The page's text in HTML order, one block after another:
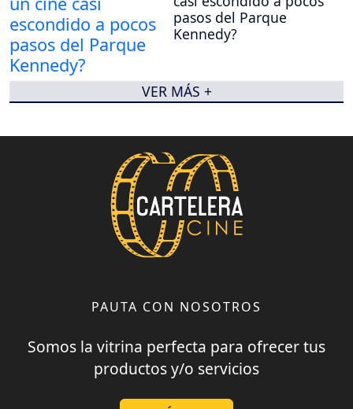
pasos del Parque
Kennedy?
VER MÁS +
PAUTA CON NOSOTROS
Somos la vitrina perfecta para ofrecer tus
productos y/o servicios